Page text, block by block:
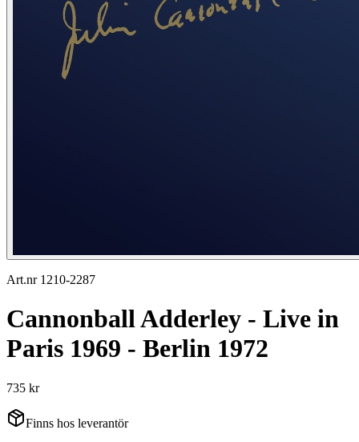
Art.nr 1210-2287
Cannonball Adderley - Live in
Paris 1969 - Berlin 1972
735 kr
Finns hos leverantör